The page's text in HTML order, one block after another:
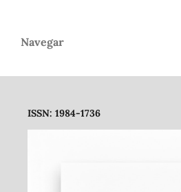
Navegar
ISSN: 1984-1736